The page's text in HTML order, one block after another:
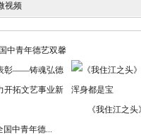
视频
国中青年德...
《我住江之